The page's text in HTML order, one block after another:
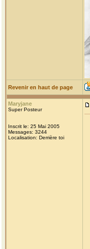
Revenir en haut de page
Maryjane
Super Posteur
Inscrit le: 25 Mai 2005
Messages: 3244
Localisation: Derrière toi